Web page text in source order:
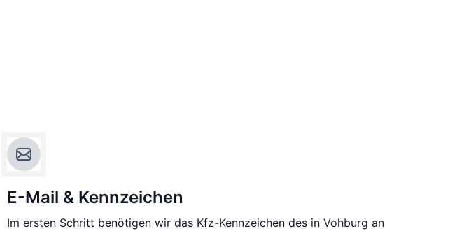
E-Mail & Kennzeichen
Im ersten Schritt benötigen wir das Kfz-Kennzeichen des in Vohburg an